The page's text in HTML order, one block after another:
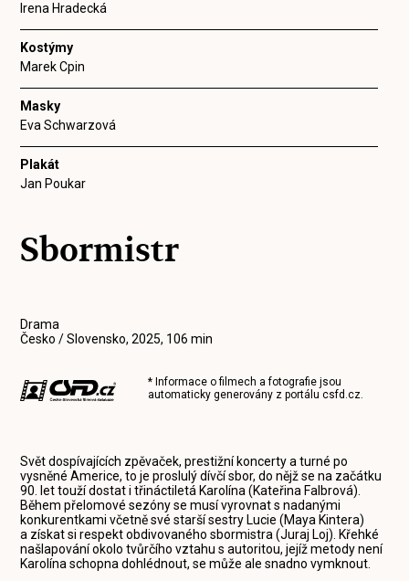
Irena Hradecká
Kostýmy
Marek Cpin
Masky
Eva Schwarzová
Plakát
Jan Poukar
Sbormistr
Drama
Česko / Slovensko, 2025, 106 min
* Informace o filmech a fotografie jsou
automaticky generovány z portálucsfd.cz.
Svět dospívajících zpěvaček, prestižní koncerty a turné po
vysněné Americe, to je proslulý dívčí sbor, do nějž se na začátku
90. let touží dostat i třináctiletá Karolína (Kateřina Falbrová).
Během přelomové sezóny se musí vyrovnat s nadanými
konkurentkami včetně své starší sestry Lucie (Maya Kintera)
a získat si respekt obdivovaného sbormistra (Juraj Loj). Křehké
našlapování okolo tvůrčího vztahu s autoritou, jejíž metody není
Karolína schopna dohlédnout, se může ale snadno vymknout.